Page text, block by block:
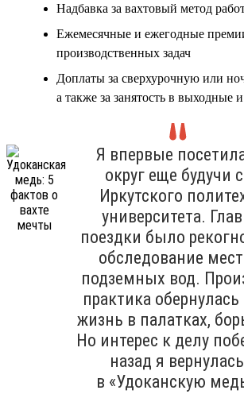
Надбавка за вахтовый метод
Ежемесячные и ежегодные
производственных задач
Доплаты за сверхурочную или
а также за занятость в выходные
Я впервые
округ еще будучи
Иркутского
университета.
поездки было
обследование
подземных вод.
практика
жизнь в палатках,
Но интерес к делу
назад я
в «Удоканскую